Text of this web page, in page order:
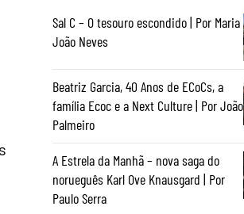
Sal C – O tesouro escondido | Por Maria
João Neves
Beatriz Garcia, 40 Anos de ECoCs, a
família Ecoc e a Next Culture | Por João
Palmeiro
A Estrela da Manhã – nova saga do
norueguês Karl Ove Knausgard | Por
Paulo Serra